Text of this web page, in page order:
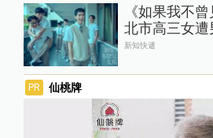
《如果我不
北市高三女
拍，長期活在
新知快遞
PR 仙桃牌